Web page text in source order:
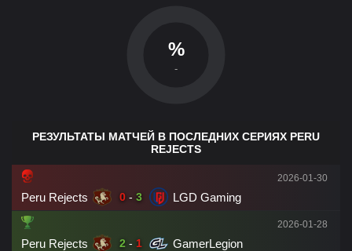
%
-
РЕЗУЛЬТАТЫ МАТЧЕЙ В ПОСЛЕДНИХ СЕРИЯХ PERU
REJECTS
Peru Rejects 0 - 3 LGD Gaming
2026-01-30
Peru Rejects 2 - 1 GamerLegion
2026-01-28